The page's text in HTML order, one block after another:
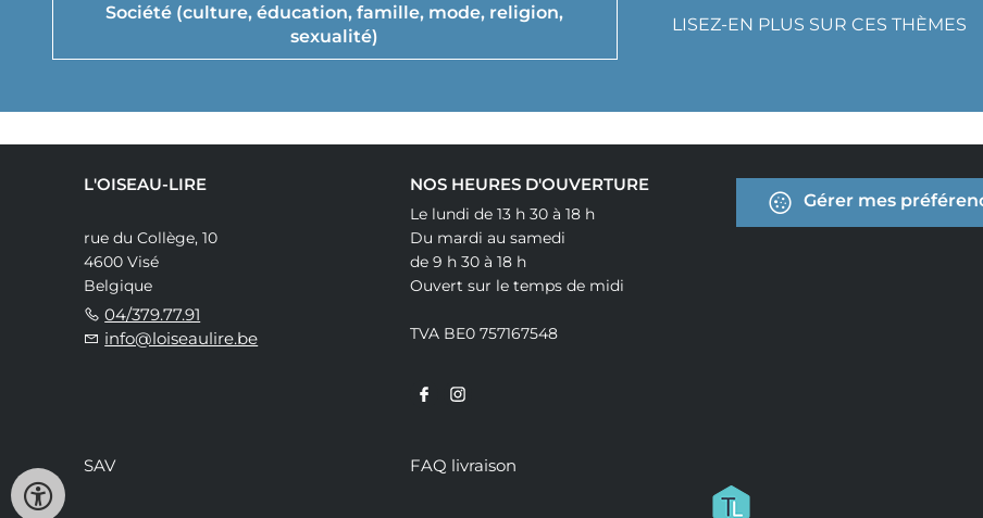
Société (culture, éducation, famille, mode, religion,
sexualité)
LISEZ-EN PLUS SUR CES THÈMES
L'OISEAU-LIRE
rue du Collège, 10
4600 Visé
Belgique
04/379.77.91
info@loiseaulire.be
NOS HEURES D'OUVERTURE
Le lundi de 13 h 30 à 18 h
Du mardi au samedi
de 9 h 30 à 18 h
Ouvert sur le temps de midi
TVA BE0 757167548
Gérer mes
SAV FAQ livraison